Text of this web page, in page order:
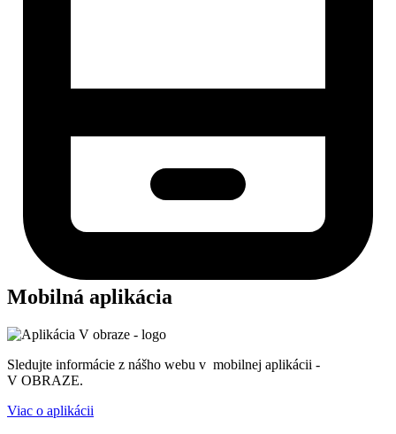
Mobilná aplikácia
Sledujte informácie z nášho webu v mobilnej aplikácii -
V OBRAZE.
Viac o aplikácii